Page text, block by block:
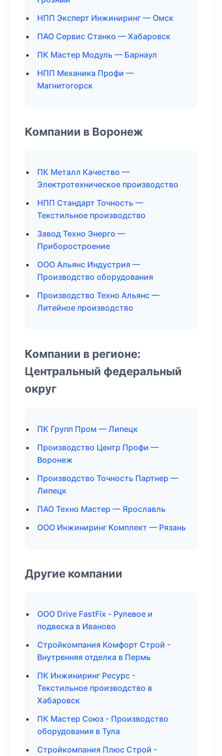
НПП Эксперт Инжиниринг — Омск
ПАО Сервис Станко — Хабаровск
ПК Мастер Модуль — Барнаул
НПП Механика Профи —
Магнитогорск
Компании в Воронеж
ПК Металл Качество —
Электротехническое производство
НПП Стандарт Точность —
Текстильное производство
Завод Техно Энерго —
Приборостроение
ООО Альянс Индустрия —
Производство оборудования
Производство Техно Альянс —
Литейное производство
Компании в регионе:
Центральный федеральный
округ
ПК Групп Пром — Липецк
Производство Центр Профи —
Воронеж
Производство Точность Партнер —
Липецк
ПАО Техно Мастер — Ярославль
ООО Инжиниринг Комплект — Рязань
Другие компании
ООО Drive FastFix - Рулевое и
подвеска в Иваново
Стройкомпания Комфорт Строй -
Внутренняя отделка в Пермь
ПК Инжиниринг Ресурс -
Текстильное производство в
Хабаровск
ПК Мастер Союз - Производство
оборудования в Тула
Стройкомпания Плюс Строй -